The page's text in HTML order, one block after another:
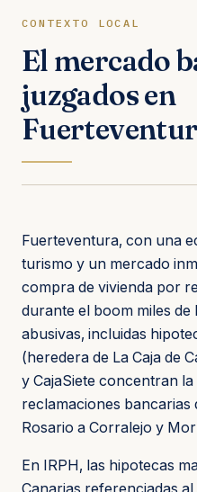
CONTEXTO LOCAL
El mercado
juzgados en
Fuerteventura, con una
turismo y un mercado
compra de vivienda por
durante el boom miles
abusivas, incluidas
(heredera de La Caja de
y CajaSiete concentran
reclamaciones bancarias
Rosario a Corralejo y
En IRPH, las hipotecas
Canarias referenciadas